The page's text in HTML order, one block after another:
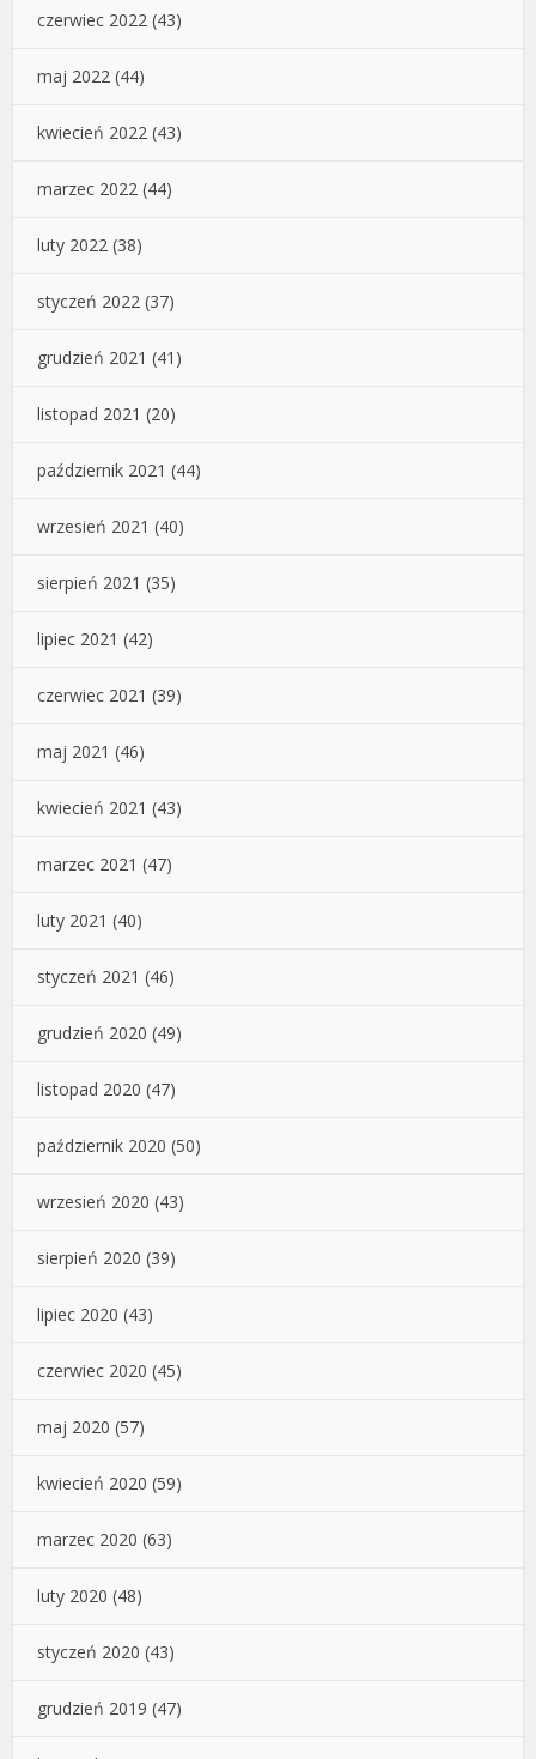
czerwiec 2022 (43)
maj 2022 (44)
kwiecień 2022 (43)
marzec 2022 (44)
luty 2022 (38)
styczeń 2022 (37)
grudzień 2021 (41)
listopad 2021 (20)
październik 2021 (44)
wrzesień 2021 (40)
sierpień 2021 (35)
lipiec 2021 (42)
czerwiec 2021 (39)
maj 2021 (46)
kwiecień 2021 (43)
marzec 2021 (47)
luty 2021 (40)
styczeń 2021 (46)
grudzień 2020 (49)
listopad 2020 (47)
październik 2020 (50)
wrzesień 2020 (43)
sierpień 2020 (39)
lipiec 2020 (43)
czerwiec 2020 (45)
maj 2020 (57)
kwiecień 2020 (59)
marzec 2020 (63)
luty 2020 (48)
styczeń 2020 (43)
grudzień 2019 (47)